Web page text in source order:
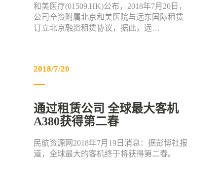
和美医疗(01509.HK)公布，2018年7月20日，
公司全资附属北京和美医院与远东国际租赁
订立北京融资租赁协议，据此，远…
2018/7/20
通过租赁公司 全球最大客机
A380获得第二春
民航资源网2018年7月19日消息：据彭博社报
道，全球最大的客机终于将获得第二春。